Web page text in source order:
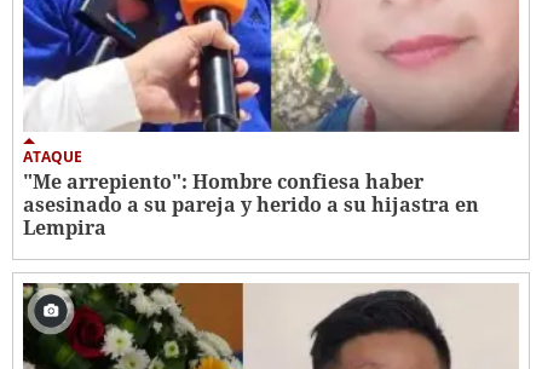
ATAQUE
"Me arrepiento": Hombre confiesa haber
asesinado a su pareja y herido a su hijastra en
Lempira